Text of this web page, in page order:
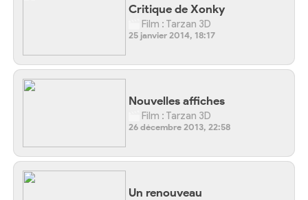
Critique de Xonky
Film : Tarzan 3D
25 janvier 2014, 18:17
Nouvelles affiches
Film : Tarzan 3D
26 décembre 2013, 22:58
Un renouveau